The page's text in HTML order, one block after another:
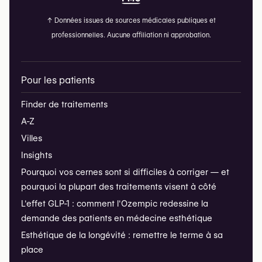
↑ Données issues de sources médicales publiques et
professionnelles. Aucune affiliation ni approbation.
Pour les patients
Finder de traitements
A-Z
Villes
Insights
Pourquoi vos cernes sont si difficiles à corriger — et
pourquoi la plupart des traitements visent à côté
L'effet GLP-1 : comment l'Ozempic redessine la
demande des patients en médecine esthétique
Esthétique de la longévité : remettre le terme à sa
place